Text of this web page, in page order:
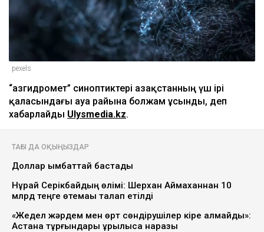
pexels
“Қазгидромет” синоптиктері Қазақстанның үш ірі
қаласындағы ауа райына болжам ұсынды, деп
хабарлайды Ulysmedia.kz.
ТАҒЫ ДА ОҚЫҢЫЗДАР
Доллар қымбаттай бастады
Нұрай Серікбайдың өлімі: Шерхан Аймаханнан 10
млрд теңге өтемақы талап етілді
«Жедел жәрдем мен өрт сөндірушілер кіре алмайды»:
Астана тұрғындары құрылысқа наразы